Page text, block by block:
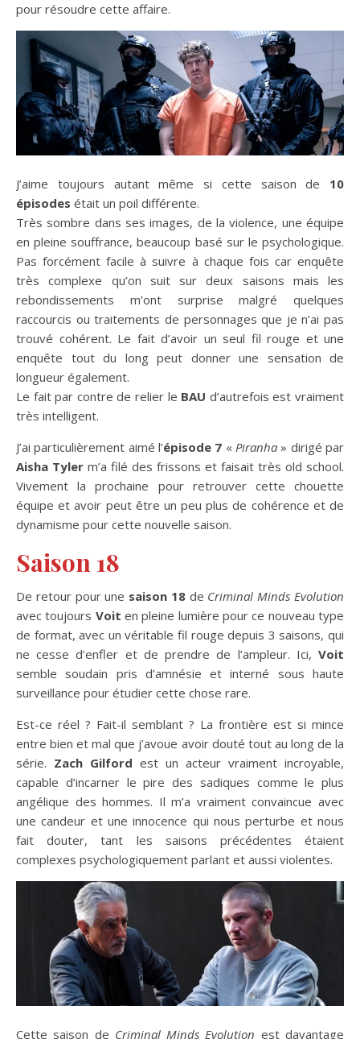
pour résoudre cette affaire.
J’aime toujours autant même si cette saison de 10
épisodes était un poil différente.
Très sombre dans ses images, de la violence, une équipe
en pleine souffrance, beaucoup basé sur le psychologique.
Pas forcément facile à suivre à chaque fois car enquête
très complexe qu’on suit sur deux saisons mais les
rebondissements m’ont surprise malgré quelques
raccourcis ou traitements de personnages que je n’ai pas
trouvé cohérent. Le fait d’avoir un seul fil rouge et une
enquête tout du long peut donner une sensation de
longueur également.
Le fait par contre de relier le BAU d’autrefois est vraiment
très intelligent.
J’ai particulièrement aimé l’épisode 7 «Piranha » dirigé par
Aisha Tyler m’a filé des frissons et faisait très old school.
Vivement la prochaine pour retrouver cette chouette
équipe et avoir peut être un peu plus de cohérence et de
dynamisme pour cette nouvelle saison.
Saison 18
De retour pour une saison 18de Criminal Minds Evolution
avec toujours Voit en pleine lumière pour ce nouveau type
de format, avec un véritable fil rouge depuis 3 saisons, qui
ne cesse d’enfler et de prendre de l’ampleur. Ici, Voit
semble soudain pris d’amnésie et interné sous haute
surveillance pour étudier cette chose rare.
Est-ce réel ? Fait-il semblant ? La frontière est si mince
entre bien et mal que j’avoue avoir douté tout au long de la
série. Zach Gilford est un acteur vraiment incroyable,
capable d’incarner le pire des sadiques comme le plus
angélique des hommes. Il m’a vraiment convaincue avec
une candeur et une innocence qui nous perturbe et nous
fait douter, tant les saisons précédentes étaient
complexes psychologiquement parlant et aussi violentes.
Cette saison de Criminal Minds Evolution est davantage